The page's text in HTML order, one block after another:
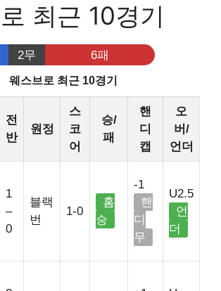
최근 10경기
2무 6패
웨스브로 최근 10경기
전
반
원정
스
코
어
승/
패
핸
디
캡
오
버/
언더
1
–
0
블랙
번
1-0
홈
승
-1
핸
디
무
U2.5
언
더